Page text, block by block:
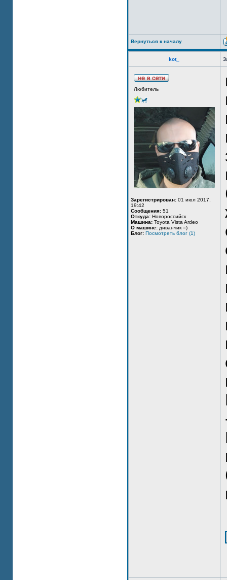
Вернуться к началу
kot_
Любитель
Зарегистрирован: 01 июл 2017,
19:42
Сообщения: 51
Откуда: Новороссийск
Машина: Toyota Vista Ardeo
О машине: диванчик =)
Блог: Посмотреть блог (1)